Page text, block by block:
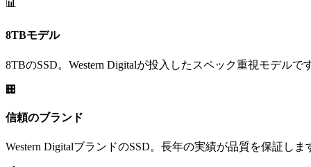
📊
8TBモデル
8TBのSSD。Western Digitalが投入したスペック重視モデルで
🏢
信頼のブランド
Western DigitalブランドのSSD。長年の実績が品質を保証しま